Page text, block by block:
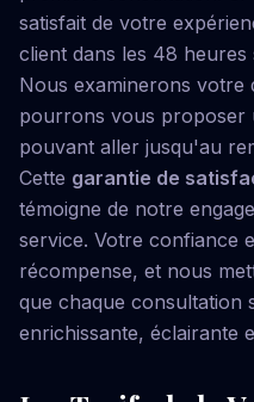
satisfait de votre
client dans les 48
Nous examinerons votre
pourrons vous proposer
pouvant aller jusqu'au
Cette garantie de
témoigne de notre
service. Votre confiance
récompense, et nous
que chaque consultation
enrichissante, éclairante